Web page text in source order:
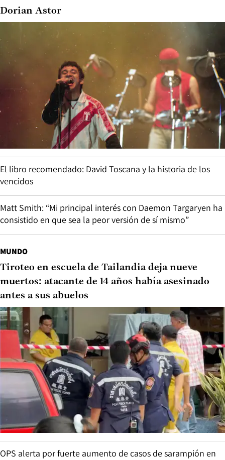
Dorian Astor
El libro recomendado: David Toscana y la historia de los
vencidos
Matt Smith: “Mi principal interés con Daemon Targaryen ha
consistido en que sea la peor versión de sí mismo”
MUNDO
Tiroteo en escuela de Tailandia deja nueve
muertos: atacante de 14 años había asesinado
antes a sus abuelos
OPS alerta por fuerte aumento de casos de sarampión en